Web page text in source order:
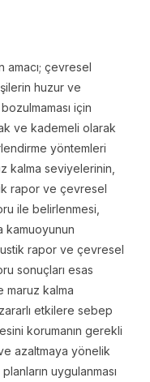
amacı; çevresel
huzur ve
için
ve kademeli olarak
yöntemleri
kalma seviyelerinin,
rapor ve çevresel
ile belirlenmesi,
kamuoyunun
rapor ve çevresel
sonuçları esas
maruz kalma
etkilere sebep
korumanın gerekli
azaltmaya yönelik
uygulanması